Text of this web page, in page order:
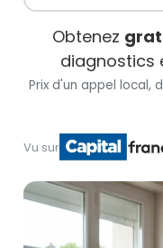
Obtenez
diagnostics
Prix d'un appel local,
Vu sur